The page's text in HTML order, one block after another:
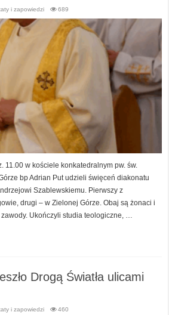
i zapowiedzi 689
11.00 w kościele konkatedralnym pw. św.
bp Adrian Put udzieli święceń diakonatu
Szablewskiemu. Pierwszy z
drugi – w Zielonej Górze. Obaj są żonaci i
Ukończyli studia teologiczne, …
Drogą Światła ulicami
i zapowiedzi 460